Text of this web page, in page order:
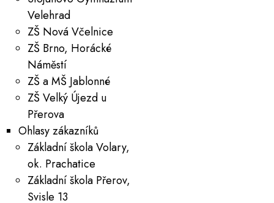
Velehrad
ZŠ Nová Včelnice
ZŠ Brno, Horácké
Náměstí
ZŠ a MŠ Jablonné
ZŠ Velký Újezd u
Přerova
Ohlasy zákazníků
Základní škola Volary,
ok. Prachatice
Základní škola Přerov,
Svisle 13